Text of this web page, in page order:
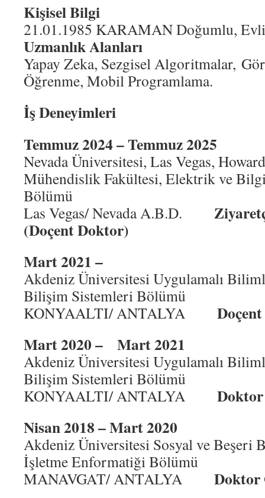
Kişisel Bilgi
21.01.1985 KARAMAN Doğumlu, Evli
Uzmanlık Alanları
Yapay Zeka, Sezgisel Algoritmalar,
Öğrenme, Mobil Programlama.
İş Deneyimleri
Temmuz 2024 – Temmuz 2025
Nevada Üniversitesi, Las Vegas,
Mühendislik Fakültesi, Elektrik ve
Bölümü
Las Vegas/ Nevada A.B.D.
(Doçent Doktor)
Mart 2021 –
Akdeniz Üniversitesi Uygulamalı
Bilişim Sistemleri Bölümü
KONYAALTI/ ANTALYA
Mart 2020 – Mart 2021
Akdeniz Üniversitesi Uygulamalı
Bilişim Sistemleri Bölümü
KONYAALTI/ ANTALYA
Nisan 2018 – Mart 2020
Akdeniz Üniversitesi Sosyal ve Beşeri
İşletme Enformatiği Bölümü
MANAVGAT/ ANTALYA Doktor